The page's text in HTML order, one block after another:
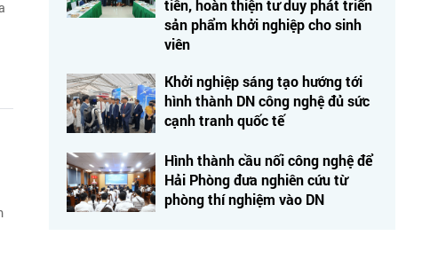
tiễn, hoàn thiện tư duy phát triển
sản phẩm khởi nghiệp cho sinh
viên
Khởi nghiệp sáng tạo hướng tới
hình thành DN công nghệ đủ sức
cạnh tranh quốc tế
Hình thành cầu nối công nghệ để
Hải Phòng đưa nghiên cứu từ
phòng thí nghiệm vào DN